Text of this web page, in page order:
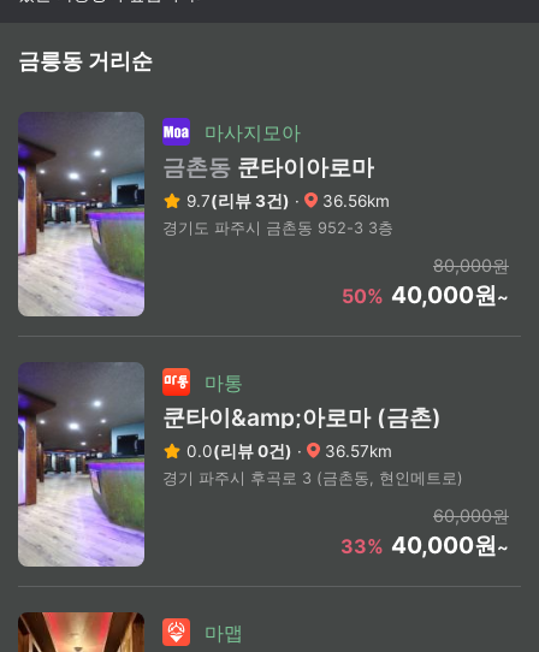
금릉동 거리순
마사지모아
금촌동 쿤타이아로마
9.7(리뷰 3건) · 36.56km
경기도 파주시 금촌동 952-3 3층
80,000원
50% 40,000원~
마통
쿤타이&amp;아로마 (금촌)
0.0(리뷰 0건) · 36.57km
경기 파주시 후곡로 3 (금촌동, 현인메트로)
60,000원
33% 40,000원~
마맵